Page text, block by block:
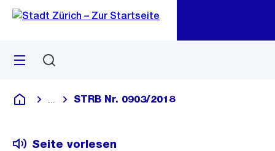
Navigation
Sprunglink
Menü
Deutsch
Blende alle Breadcrumbs ein
STRB Nr. 0903/2018
Seite vorlesen